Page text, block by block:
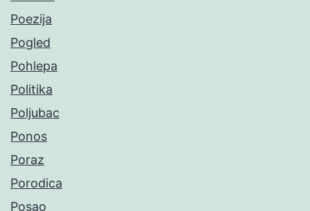
Poezija
Pogled
Pohlepa
Politika
Poljubac
Ponos
Poraz
Porodica
Posao